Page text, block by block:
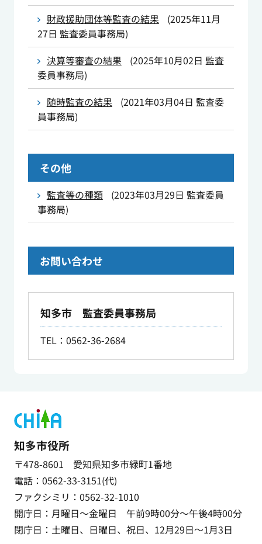
財政援助団体等監査の結果
(2025年11月
27日 監査委員事務局)
決算等審査の結果
(2025年10月02日 監査
委員事務局)
随時監査の結果
(2021年03月04日 監査委
員事務局)
その他
監査等の種類 (2023年03月29日 監査委員
事務局)
お問い合わせ
知多市 監査委員事務局
TEL：0562-36-2684
知多市役所
〒478-8601 愛知県知多市緑町1番地
電話：0562-33-3151(代)
ファクシミリ：0562-32-1010
開庁日：月曜日～金曜日 午前9時00分～午後4時00分
閉庁日：土曜日、日曜日、祝日、12月29日～1月3日